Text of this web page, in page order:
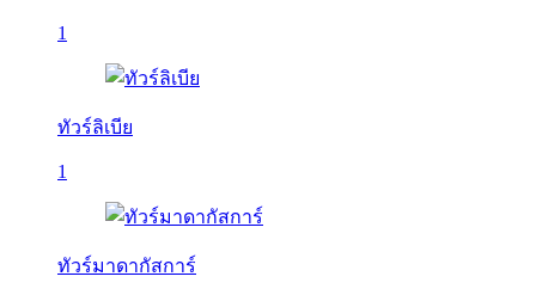
1
ทัวร์ลิเบีย
1
ทัวร์มาดากัสการ์